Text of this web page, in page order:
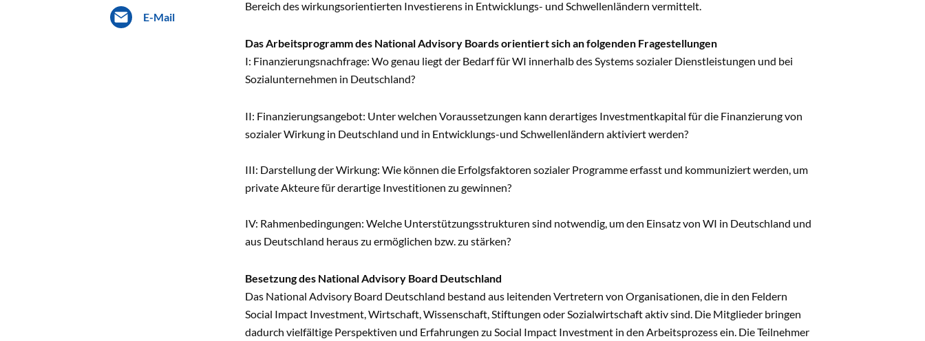
E-Mail
Bereich des wirkungsorientierten Investierens in Entwicklungs- und Schwellenländern vermittelt.
Das Arbeitsprogramm des National Advisory Boards orientiert sich an folgenden Fragestellungen
I: Finanzierungsnachfrage: Wo genau liegt der Bedarf für WI innerhalb des Systems sozialer Dienstleistungen und bei
Sozialunternehmen in Deutschland?
II: Finanzierungsangebot: Unter welchen Voraussetzungen kann derartiges Investmentkapital für die Finanzierung von
sozialer Wirkung in Deutschland und in Entwicklungs-und Schwellenländern aktiviert werden?
III: Darstellung der Wirkung: Wie können die Erfolgsfaktoren sozialer Programme erfasst und kommuniziert werden, um
private Akteure für derartige Investitionen zu gewinnen?
IV: Rahmenbedingungen: Welche Unterstützungsstrukturen sind notwendig, um den Einsatz von WI in Deutschland und
aus Deutschland heraus zu ermöglichen bzw. zu stärken?
Besetzung des National Advisory Board Deutschland
Das National Advisory Board Deutschland bestand aus leitenden Vertretern von Organisationen, die in den Feldern
Social Impact Investment, Wirtschaft, Wissenschaft, Stiftungen oder Sozialwirtschaft aktiv sind. Die Mitglieder bringen
dadurch vielfältige Perspektiven und Erfahrungen zu Social Impact Investment in den Arbeitsprozess ein. Die Teilnehmer